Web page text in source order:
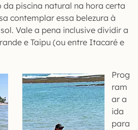
da piscina natural na hora certa
contemplar essa belezura à
Vale a pena inclusive dividir a
e Taipu (ou entre Itacaré e
Prog
ram
ar a
ida
para